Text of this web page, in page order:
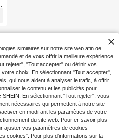
similaires sur notre site web afin de
et de vous offrir la meilleure expérience
rejeter", "Tout accepter" ou définir vos
choix. En sélectionnant "Tout accepter",
qui nous aident à analyser le trafic, à offrir
le contenu et les publicités pour
En sélectionnant "Tout rejeter", vous
nécessaires qui permettent à notre site
en modifiant les paramètres de votre
du site web. Pour en savoir plus
ajuster vos paramètres de cookies
cookies". Pour plus d'informations sur la